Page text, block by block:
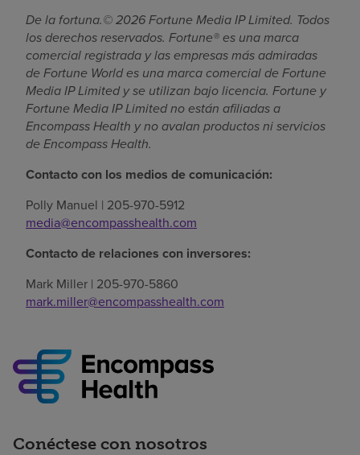
De la fortuna.© 2026 Fortune Media IP Limited. Todos
los derechos reservados. Fortune® es una marca
comercial registrada y las empresas más admiradas
de Fortune World es una marca comercial de Fortune
Media IP Limited y se utilizan bajo licencia. Fortune y
Fortune Media IP Limited no están afiliadas a
Encompass Health y no avalan productos ni servicios
de Encompass Health.
Contacto con los medios de comunicación:
Polly Manuel | 205-970-5912
media@encompasshealth.com
Contacto de relaciones con inversores:
Mark Miller | 205-970-5860
mark.miller@encompasshealth.com
Conéctese con nosotros